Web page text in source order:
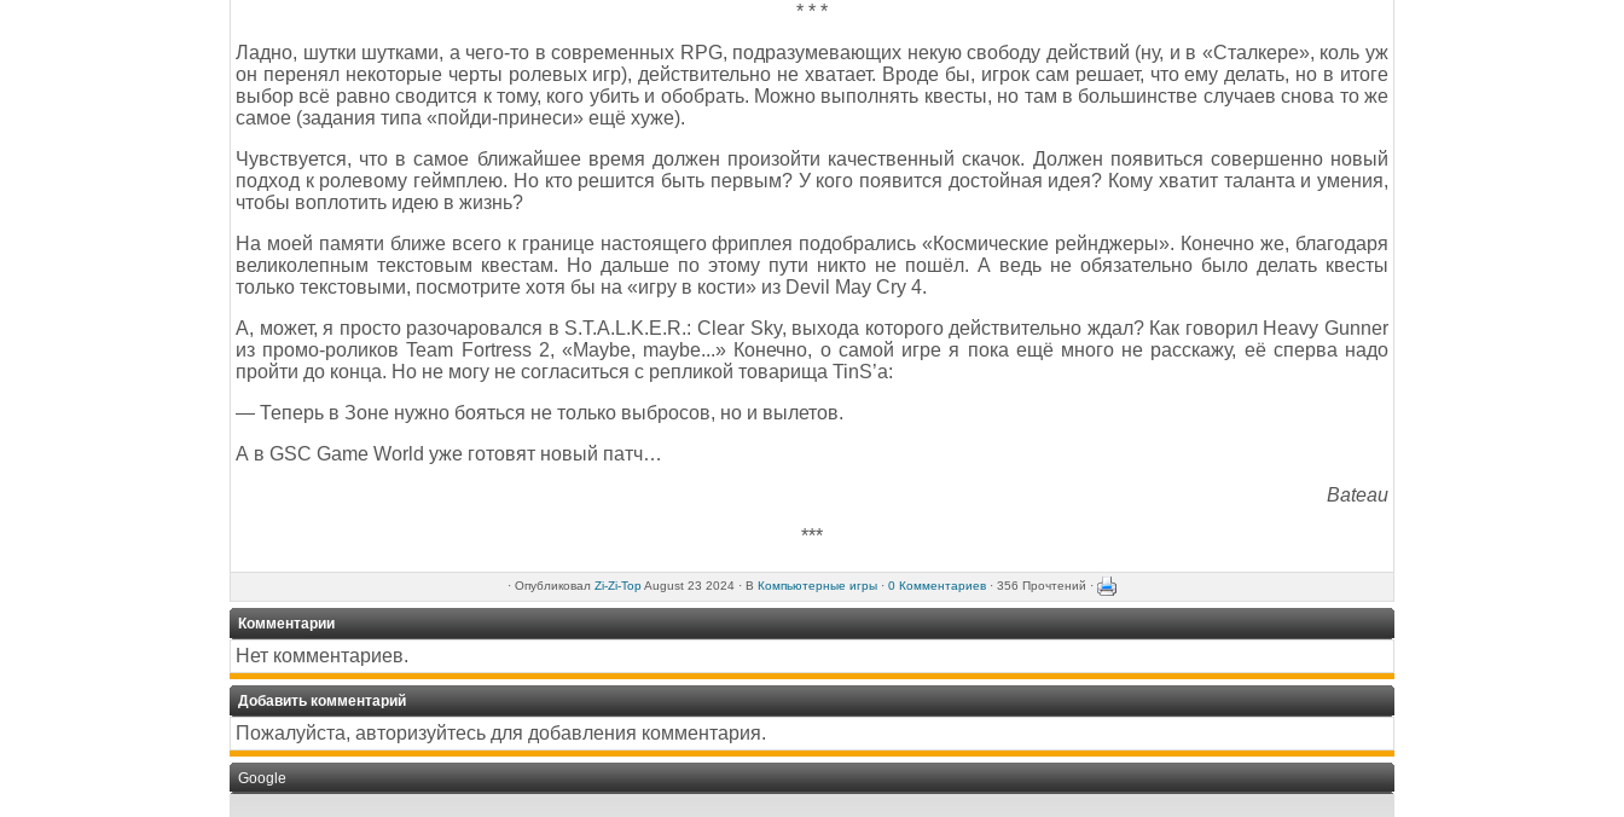
* * *
Ладно, шутки шутками, а чего-то в современных RPG, подразумевающих некую свободу действий (ну, и в «Сталкере», коль уж
он перенял некоторые черты ролевых игр), действительно не хватает. Вроде бы, игрок сам решает, что ему делать, но в итоге
выбор всё равно сводится к тому, кого убить и обобрать. Можно выполнять квесты, но там в большинстве случаев снова то же
самое (задания типа «пойди-принеси» ещё хуже).
Чувствуется, что в самое ближайшее время должен произойти качественный скачок. Должен появиться совершенно новый
подход к ролевому геймплею. Но кто решится быть первым? У кого появится достойная идея? Кому хватит таланта и умения,
чтобы воплотить идею в жизнь?
На моей памяти ближе всего к границе настоящего фриплея подобрались «Космические рейнджеры». Конечно же, благодаря
великолепным текстовым квестам. Но дальше по этому пути никто не пошёл. А ведь не обязательно было делать квесты
только текстовыми, посмотрите хотя бы на «игру в кости» из Devil Мау Cry 4.
А, может, я просто разочаровался в S.T.A.L.K.E.R.: Clear Sky, выхода которого действительно ждал? Как говорил Heavy Gunner
из промо-роликов Team Fortress 2, «Maybe, maybe...» Конечно, о самой игре я пока ещё много не расскажу, её сперва надо
пройти до конца. Но не могу не согласиться с репликой товарища TinS’a:
— Теперь в Зоне нужно бояться не только выбросов, но и вылетов.
А в GSC Game World уже готовят новый патч…
Bateau
***
· Опубликовал Zi-Zi-TopAugust 23 2024 · В Компьютерные игры · 0 Комментариев · 356 Прочтений ·
Комментарии
Нет комментариев.
Добавить комментарий
Пожалуйста, авторизуйтесь для добавления комментария.
Google